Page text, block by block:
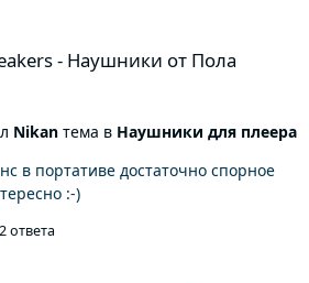
- Наушники от Пола
Nikanтема в Наушники для плеера
в портативе достаточно спорное
:-)
ответа